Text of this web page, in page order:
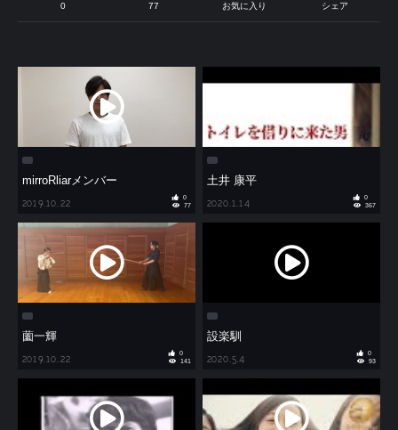
0 77 お気に入り シェア
mirroRliarメンバー
2019.10.22
0
77
土井 康平
2020.1.14
0
367
薗一輝
2019.10.22
0
141
設楽馴
2020.5.4
0
93